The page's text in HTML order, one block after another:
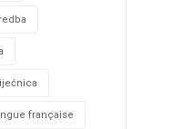
française